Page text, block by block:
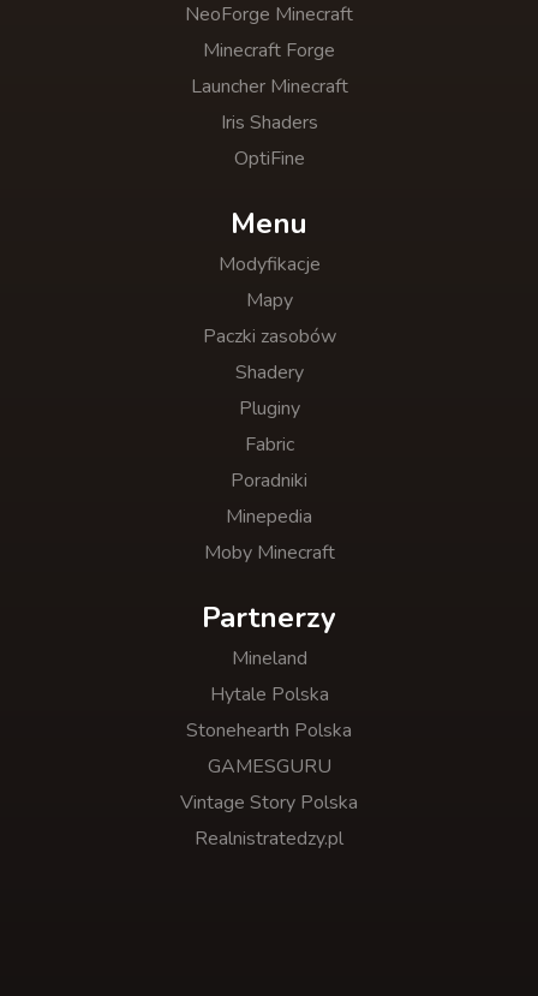
NeoForge Minecraft
Minecraft Forge
Launcher Minecraft
Iris Shaders
OptiFine
Menu
Modyfikacje
Mapy
Paczki zasobów
Shadery
Pluginy
Fabric
Poradniki
Minepedia
Moby Minecraft
Partnerzy
Mineland
Hytale Polska
Stonehearth Polska
GAMESGURU
Vintage Story Polska
Realnistratedzy.pl